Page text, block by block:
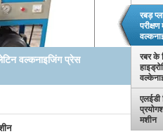
मशीन
रबड़
रबर के
मशीन